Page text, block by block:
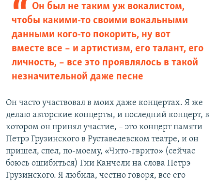
Он был не таким уж вокалистом,
чтобы какими-то своими вокальными
данными кого-то покорить, ну вот
вместе все – и артистизм, его талант, его
личность, – все это проявлялось в такой
незначительной даже песне
Он часто участвовал в моих даже концертах. Я же
делаю авторские концерты, и последний концерт, в
котором он принял участие, – это концерт памяти
Петрэ Грузинского в Руставелевском театре, и он
пришел, спел, по-моему, «Чито-гврито» (сейчас
боюсь ошибиться) Гии Канчели на слова Петрэ
Грузинского. Я любила, честно говоря, все его